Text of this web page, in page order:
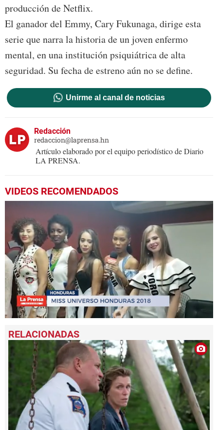
producción de Netflix.
El ganador del Emmy, Cary Fukunaga, dirige esta
serie que narra la historia de un joven enfermo
mental, en una institución psiquiátrica de alta
seguridad. Su fecha de estreno aún no se define.
Unirme al canal de noticias
Redacción
redaccion@laprensa.hn
Artículo elaborado por el equipo periodístico de Diario
LA PRENSA.
VIDEOS RECOMENDADOS
seconds
of
minutes,
seconds